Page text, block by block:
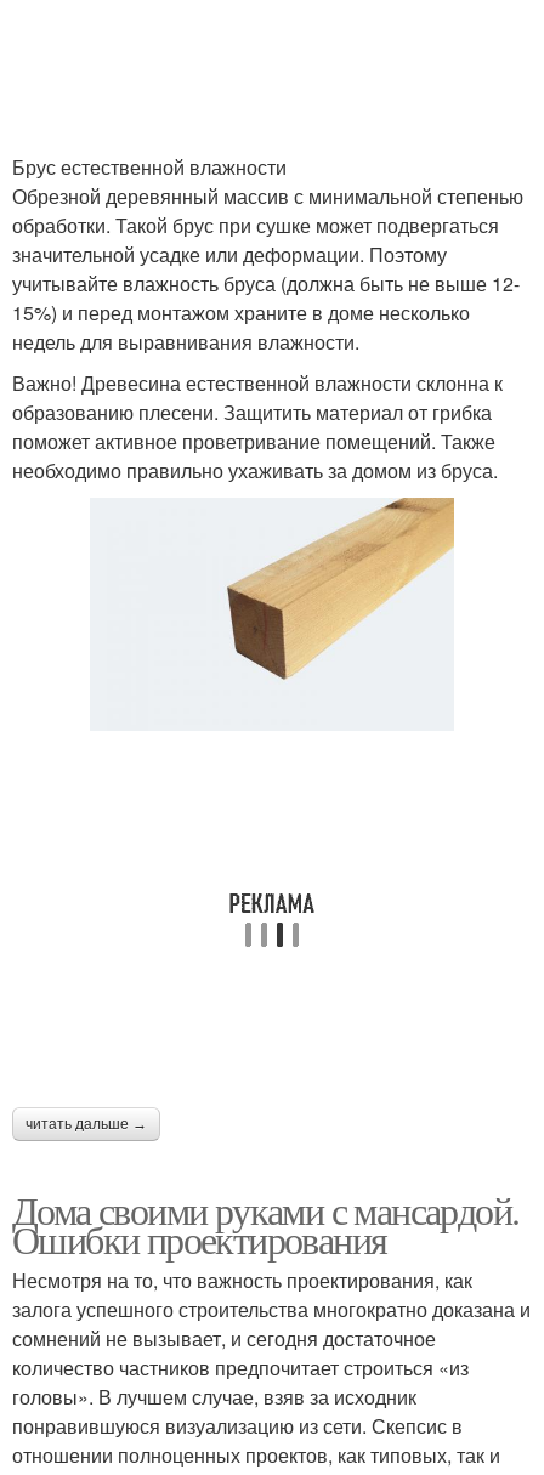
Брус естественной влажности
Обрезной деревянный массив с минимальной степенью
обработки. Такой брус при сушке может подвергаться
значительной усадке или деформации. Поэтому
учитывайте влажность бруса (должна быть не выше 12-
15%) и перед монтажом храните в доме несколько
недель для выравнивания влажности.
Важно! Древесина естественной влажности склонна к
образованию плесени. Защитить материал от грибка
поможет активное проветривание помещений. Также
необходимо правильно ухаживать за домом из бруса.
читать дальше →
Дома своими руками с мансардой.
Ошибки проектирования
Несмотря на то, что важность проектирования, как
залога успешного строительства многократно доказана и
сомнений не вызывает, и сегодня достаточное
количество частников предпочитает строиться «из
головы». В лучшем случае, взяв за исходник
понравившуюся визуализацию из сети. Скепсис в
отношении полноценных проектов, как типовых, так и